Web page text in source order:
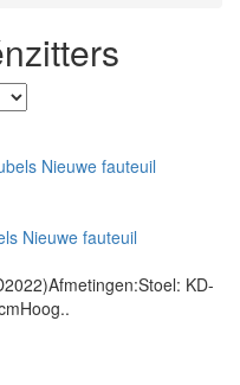
Nieuwe fauteuil
KD-